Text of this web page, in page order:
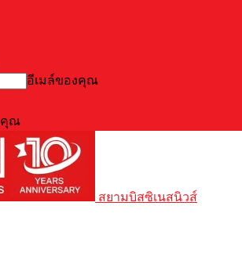
อีเมล์ของคุณ
คุณ
สยามบิสซิเนสนิวส์